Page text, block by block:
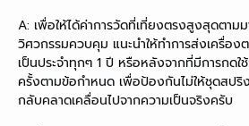
A: เพื่อให้ได้ค่าการวัดที่เที่ยงตรงสูงสุดตาม
วิศวกรรมควบคุม แนะนำให้ทำการส่งเครื่อง
เป็นประจำทุกๆ 1 ปี หรือหลังจากที่มีการกดใ
ครั้งตามข้อกำหนด เพื่อป้องกันไม่ให้ชุดสปริ
กลับคลาดเคลื่อนไปจากความเป็นจริงครับ